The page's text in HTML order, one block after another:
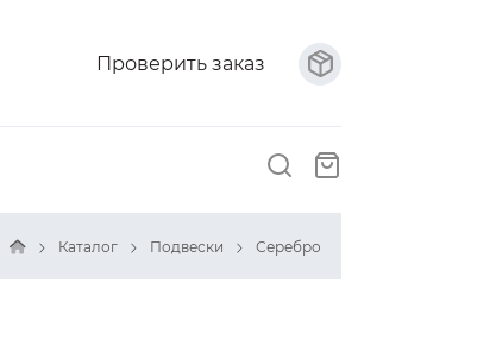
Проверить заказ
Каталог Подвески Серебро